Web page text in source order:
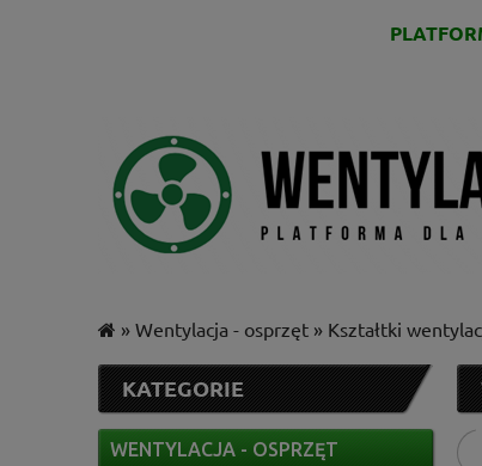
» Wentylacja - osprzęt » Kształtki
KATEGORIE
WENTYLACJA - OSPRZĘT